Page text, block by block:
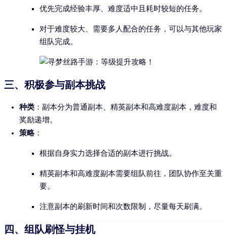
优先完成经验丰厚、难度适中且耗时较短的任务。
对于难度较大、需要多人配合的任务，可以与其他玩家
组队完成。
三、积极参与副本挑战
种类 ：副本分为普通副本、精英副本和高难度副本，难度和
奖励递增。
策略 ：
根据自身实力选择合适的副本进行挑战。
精英副本和高难度副本需要组队前往，团队协作至关重
要。
注意副本的刷新时间和次数限制，尽量每天刷满。
四、组队刷怪与挂机